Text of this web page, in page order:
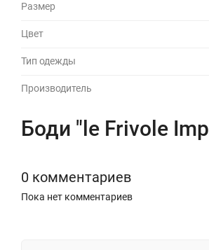
Размер
Цвет
Тип одежды
Производитель
Боди "le Frivole
0 комментариев
Пока нет комментариев